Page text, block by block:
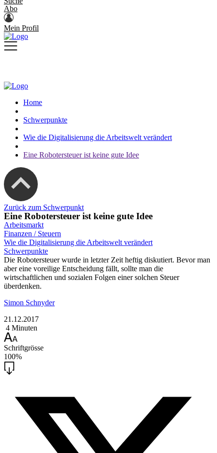
Abo
Mein Profil
Home
Schwerpunkte
Wie die Digitalisierung die Arbeitswelt verändert
Eine Robotersteuer ist keine gute Idee
Zurück zum Schwerpunkt
Eine Robotersteuer ist keine gute Idee
Arbeitsmarkt
Finanzen / Steuern
Wie die Digitalisierung die Arbeitswelt verändert
Schwerpunkte
Die Robotersteuer wurde in letzter Zeit heftig diskutiert. Bevor man
aber eine voreilige Entscheidung fällt, sollte man die
wirtschaftlichen und sozialen Folgen einer solchen Steuer
überdenken.
Simon Schnyder
21.12.2017
4 Minuten
Schriftgrösse
100%